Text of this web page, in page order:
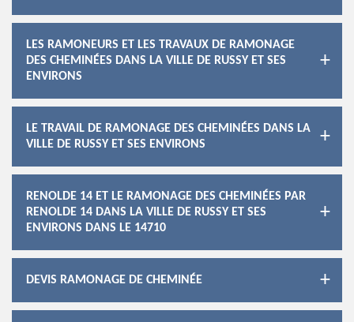
LES RAMONEURS ET LES TRAVAUX DE RAMONAGE
DES CHEMINÉES DANS LA VILLE DE RUSSY ET SES
ENVIRONS
LE TRAVAIL DE RAMONAGE DES CHEMINÉES DANS LA
VILLE DE RUSSY ET SES ENVIRONS
RENOLDE 14 ET LE RAMONAGE DES CHEMINÉES PAR
RENOLDE 14 DANS LA VILLE DE RUSSY ET SES
ENVIRONS DANS LE 14710
DEVIS RAMONAGE DE CHEMINÉE